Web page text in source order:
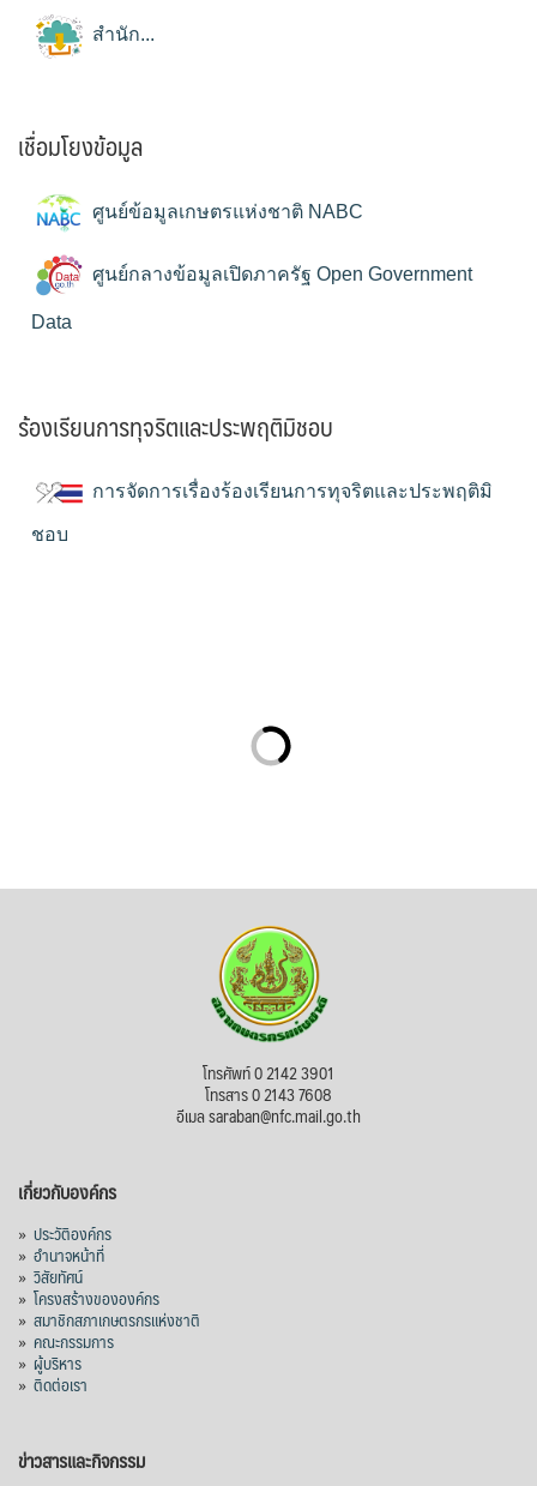
สำนัก...
เชื่อมโยงข้อมูล
ศูนย์ข้อมูลเกษตรแห่งชาติ NABC
ศูนย์กลางข้อมูลเปิดภาครัฐ Open Government
Data
ร้องเรียนการทุจริตและประพฤติมิชอบ
การจัดการเรื่องร้องเรียนการทุจริตและประพฤติมิ
ชอบ
โทรศัพท์ 0 2142 3901
โทรสาร 0 2143 7608
อีเมล saraban@nfc.mail.go.th
เกี่ยวกับองค์กร
» ประวัติองค์กร
» อำนาจหน้าที่
» วิสัยทัศน์
» โครงสร้างขององค์กร
» สมาชิกสภาเกษตรกรแห่งชาติ
» คณะกรรมการ
» ผู้บริหาร
» ติดต่อเรา
ข่าวสารและกิจกรรม